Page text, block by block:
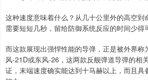
这种速度意味着什么？从几十公里外的高空到
需要短短几秒，留给防御系统反应的时间少得
而这款展现出强悍性能的导弹，正是被外界称
风-21D或东风-26，这两款反舰弹道导弹的相
证，末端速度确实能达到十马赫以上，而且具